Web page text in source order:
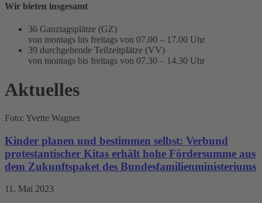
Wir bieten insgesamt
36 Ganztagsplätze (GZ)
von montags bis freitags von 07.00 – 17.00 Uhr
39 durchgehende Teilzeitplätze (VV)
von montags bis freitags von 07.30 – 14.30 Uhr
Aktuelles
Foto: Yvette Wagner
Kinder planen und bestimmen selbst: Verbund
protestantischer Kitas erhält hohe Fördersumme aus
dem Zukunftspaket des Bundesfamilienministeriums
11. Mai 2023